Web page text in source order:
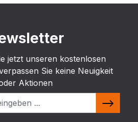
jetzt unseren kostenlosen
Sie keine Neuigkeit
Aktionen